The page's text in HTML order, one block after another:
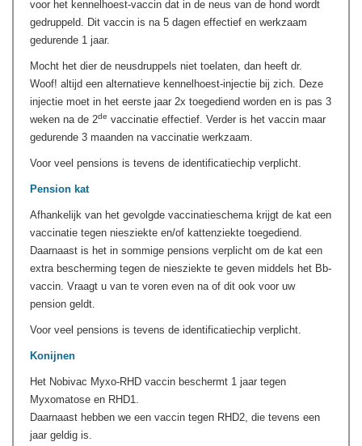
voor het kennelhoest-vaccin dat in de neus van de hond wordt
gedruppeld. Dit vaccin is na 5 dagen effectief en werkzaam
gedurende 1 jaar.
Mocht het dier de neusdruppels niet toelaten, dan heeft dr.
Woof! altijd een alternatieve kennelhoest-injectie bij zich. Deze
injectie moet in het eerste jaar 2x toegediend worden en is pas 3
weken na de 2de vaccinatie effectief. Verder is het vaccin maar
gedurende 3 maanden na vaccinatie werkzaam.
Voor veel pensions is tevens de identificatiechip verplicht.
Pension kat
Afhankelijk van het gevolgde vaccinatieschema krijgt de kat een
vaccinatie tegen niesziekte en/of kattenziekte toegediend.
Daarnaast is het in sommige pensions verplicht om de kat een
extra bescherming tegen de niesziekte te geven middels het Bb-
vaccin. Vraagt u van te voren even na of dit ook voor uw
pension geldt.
Voor veel pensions is tevens de identificatiechip verplicht.
Konijnen
Het Nobivac Myxo-RHD vaccin beschermt 1 jaar tegen
Myxomatose en RHD1.
Daarnaast hebben we een vaccin tegen RHD2, die tevens een
jaar geldig is.